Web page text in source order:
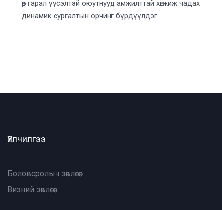
өөр гарал үүсэлтэй оюутнууд амжилттай хөгжиж чадах
динамик сургалтын орчинг бүрдүүлдэг.
Үйлчилгээ
Боловсролын зөвлөгөө
Визний зөвлөгөө